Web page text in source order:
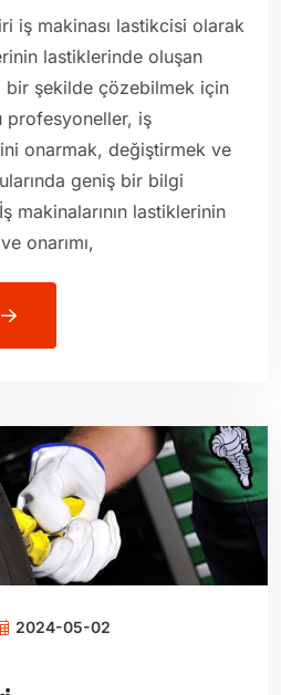
iş makinası lastikcisi olarak
lastiklerinde oluşan
bir şekilde çözebilmek için
profesyoneller, iş
onarmak, değiştirmek ve
geniş bir bilgi
makinalarının lastiklerinin
onarımı,
2024-05-02